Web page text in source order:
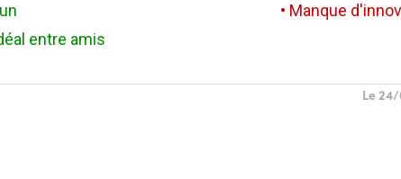
entre amis
• Manque
Le